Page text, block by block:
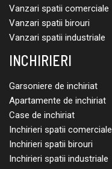
Vanzari spatii comerciale
Vanzari spatii birouri
Vanzari spatii industriale
INCHIRIERI
Garsoniere de inchiriat
Apartamente de inchiriat
Case de inchiriat
Inchirieri spatii comerciale
Inchirieri spatii birouri
Inchirieri spatii industriale